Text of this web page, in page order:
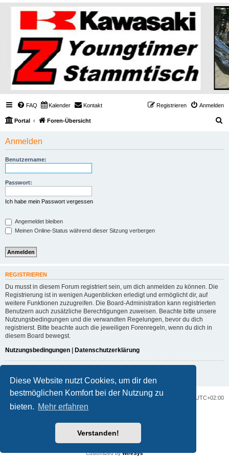
Diese Website nutzt Cookies, um dir den
bestmöglichen Komfort bei der Nutzung zu
bieten. Mehr erfahren
Verstanden!
FAQ Kalender Kontakt Anmelden
Registrieren
Portal Foren-Übersicht
Anmelden
Benutzername:
Passwort:
Ich habe mein Passwort vergessen
Angemeldet bleiben
Meinen Online-Status während dieser Sitzung verbergen
REGISTRIEREN
Du musst in diesem Forum registriert sein, um dich anmelden zu können. Die
Registrierung ist in wenigen Augenblicken erledigt und ermöglicht dir, auf
weitere Funktionen zuzugreifen. Die Board-Administration kann registrierten
Benutzern auch zusätzliche Berechtigungen zuweisen. Beachte bitte unsere
Nutzungsbedingungen und die verwandten Regelungen, bevor du dich
registrierst. Bitte beachte auch die jeweiligen Forenregeln, wenn du dich in
diesem Board bewegst.
Nutzungsbedingungen | Datenschutzerklärung
Portal Foren-Übersicht Alle Zeiten sind UTC+02:00
phpBB.de
Datenschutz|Nutzungsbedingungen
Customized byWireSys